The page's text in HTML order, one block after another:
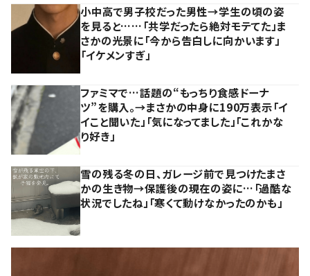
小中高で男子校だった男性→学生の頃の姿
を見ると……「共学だったら絶対モテてた」ま
さかの光景に「今から告白しに向かいます」
「イケメンすぎ」
ファミマで…話題の“もっちり食感ドーナ
ツ”を購入。→まさかの中身に190万表示「イ
イこと聞いた」「気になってました」「これかな
り好き」
雪の残る冬の日、ガレージ前で見つけたまさ
かの生き物→保護後の現在の姿に…「過酷な
状況でしたね」「寒くて動けなかったのかも」